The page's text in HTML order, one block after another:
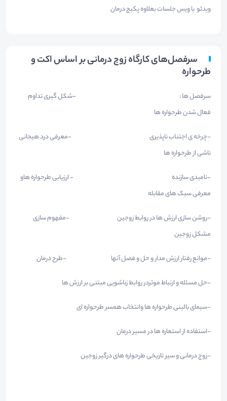
ویدئو یا ویس جلسات بعلاوه پکیج درمان
سرفصل‌های کارگاه زوج درمانی بر اساس اکت و
طرحواره
سرفصل ها : -شکل گیری تداوم
فعال شدن طرحواره ها
-چرخه ی اجتناب ناپذیری -معرفی درد هیجانی
ناشی از طرحواره ها
-نامیدی سازنده - ارزیابی طرحواره هاو
معرفی سبک های مقابله
-روشن سازی ارزش ها در روابط زوجین -مفهوم سازی
مشکل زوجین
-موانع رفتار ارزش مدار و حل و فصل آنها -طرح درمان
-حل مسئله و ارتباط موثردر روابط زناشویی مبتنی بر ارزش ها
-سیمای بالینی طرحواره ها وانتخاب همسر طرحواره ای
-استفاده از استعاره ها در مسیر درمان
-زوج درمانی و سیر تاریخی طرحواره های درگیر زوجین